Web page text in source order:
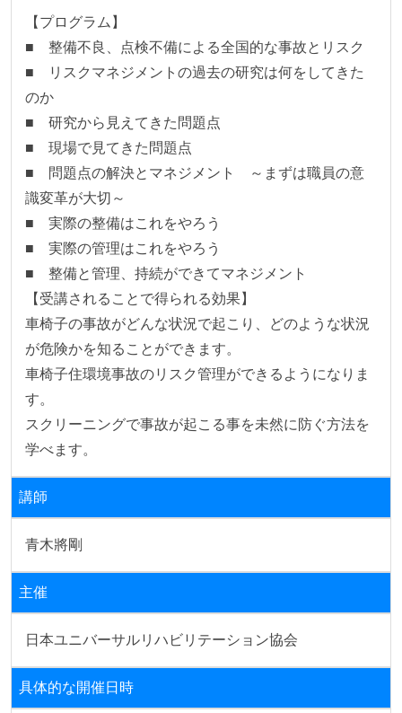
【プログラム】
■　整備不良、点検不備による全国的な事故とリスク
■　リスクマネジメントの過去の研究は何をしてきた
のか
■　研究から見えてきた問題点
■　現場で見てきた問題点
■　問題点の解決とマネジメント　～まずは職員の意
識変革が大切～
■　実際の整備はこれをやろう
■　実際の管理はこれをやろう
■　整備と管理、持続ができてマネジメント
【受講されることで得られる効果】
車椅子の事故がどんな状況で起こり、どのような状況
が危険かを知ることができます。
車椅子住環境事故のリスク管理ができるようになりま
す。
スクリーニングで事故が起こる事を未然に防ぐ方法を
学べます。
講師
青木將剛
主催
日本ユニバーサルリハビリテーション協会
具体的な開催日時